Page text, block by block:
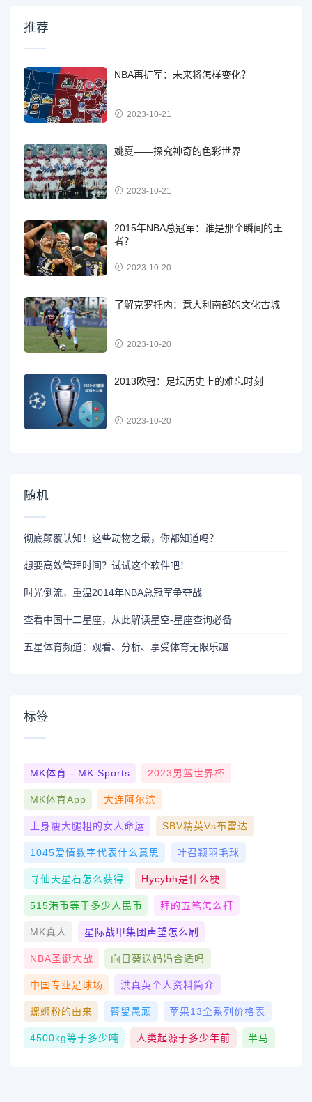
推荐
NBA再扩军：未来将怎样变化？
2023-10-21
姚夏——探究神奇的色彩世界
2023-10-21
2015年NBA总冠军：谁是那个瞬间的王
者？
2023-10-20
了解克罗托内：意大利南部的文化古城
2023-10-20
2013欧冠：足坛历史上的难忘时刻
2023-10-20
随机
彻底颠覆认知！这些动物之最，你都知道吗？
想要高效管理时间？试试这个软件吧！
时光倒流，重温2014年NBA总冠军争夺战
查看中国十二星座，从此解读星空-星座查询必备
五星体育频道：观看、分析、享受体育无限乐趣
标签
MK体育 - MK Sports 2023男篮世界杯
MK体育App 大连阿尔滨
上身瘦大腿粗的女人命运 SBV精英vs布雷达
1045爱情数字代表什么意思 叶召颖羽毛球
寻仙天星石怎么获得 Hycybh是什么梗
515港币等于多少人民币 拜的五笔怎么打
MK真人 星际战甲集团声望怎么刷
NBA圣诞大战 向日葵送妈妈合适吗
中国专业足球场 洪真英个人资料简介
螺蛳粉的由来 瞽叟愚顽 苹果13全系列价格表
4500kg等于多少吨 人类起源于多少年前 半马